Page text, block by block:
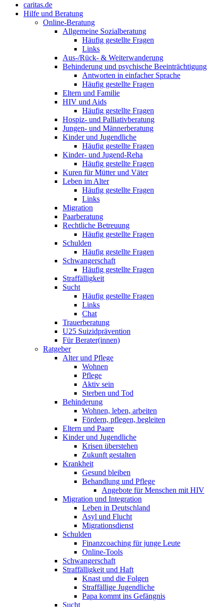
caritas.de
Hilfe und Beratung
Online-Beratung
Allgemeine Sozialberatung
Häufig gestellte Fragen
Links
Aus-/Rück- & Weiterwanderung
Behinderung und psychische Beeinträchtigung
Antworten in einfacher Sprache
Häufig gestellte Fragen
Eltern und Familie
HIV und Aids
Häufig gestellte Fragen
Hospiz- und Palliativberatung
Jungen- und Männerberatung
Kinder und Jugendliche
Häufig gestellte Fragen
Kinder- und Jugend-Reha
Häufig gestellte Fragen
Kuren für Mütter und Väter
Leben im Alter
Häufig gestellte Fragen
Links
Migration
Paarberatung
Rechtliche Betreuung
Häufig gestellte Fragen
Schulden
Häufig gestellte Fragen
Schwangerschaft
Häufig gestellte Fragen
Straffälligkeit
Sucht
Häufig gestellte Fragen
Links
Chat
Trauerberatung
U25 Suizidprävention
Für Berater(innen)
Ratgeber
Alter und Pflege
Wohnen
Pflege
Aktiv sein
Sterben und Tod
Behinderung
Wohnen, leben, arbeiten
Fördern, pflegen, begleiten
Eltern und Paare
Kinder und Jugendliche
Krisen überstehen
Zukunft gestalten
Krankheit
Gesund bleiben
Behandlung und Pflege
Angebote für Menschen mit HIV
Migration und Integration
Leben in Deutschland
Asyl und Flucht
Migrationsdienst
Schulden
Finanzcoaching für junge Leute
Online-Tools
Schwangerschaft
Straffälligkeit und Haft
Knast und die Folgen
Straffällige Jugendliche
Papa kommt ins Gefängnis
Sucht